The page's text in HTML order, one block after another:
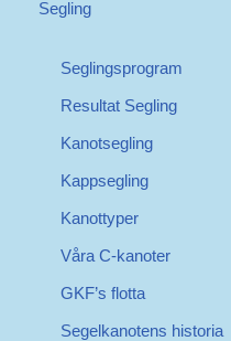
Segling
Seglingsprogram
Resultat Segling
Kanotsegling
Kappsegling
Kanottyper
Våra C-kanoter
GKF’s flotta
Segelkanotens historia